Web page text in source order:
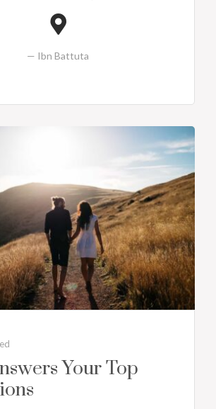
Ibn Battuta
Your Top